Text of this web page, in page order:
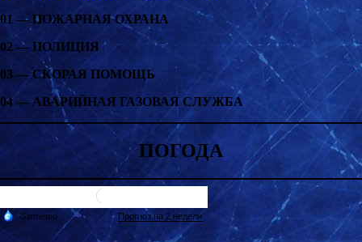
01 — ПОЖАРНАЯ ОХРАНА
02 — ПОЛИЦИЯ
03 — СКОРАЯ ПОМОЩЬ
04 — АВАРИЙНАЯ ГАЗОВАЯ СЛУЖБА
ПОГОДА